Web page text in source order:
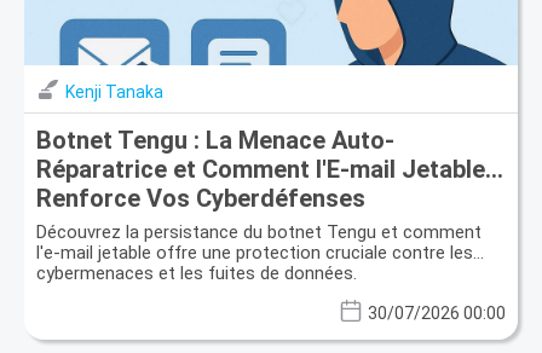
Kenji Tanaka
Botnet Tengu : La Menace Auto-
Réparatrice et Comment l'E-mail Jetable
Renforce Vos Cyberdéfenses
Découvrez la persistance du botnet Tengu et comment
l'e-mail jetable offre une protection cruciale contre les
cybermenaces et les fuites de données.
30/07/2026 00:00